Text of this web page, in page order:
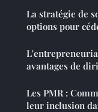
La stratégie de
options pour
avantages de
Les PMR :
leur inclusion